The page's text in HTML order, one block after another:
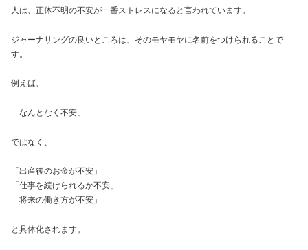
人は、正体不明の不安が一番ストレスになると言われています。
ジャーナリングの良いところは、そのモヤモヤに名前をつけられることで
す。
例えば、
「なんとなく不安」
ではなく、
「出産後のお金が不安」
「仕事を続けられるか不安」
「将来の働き方が不安」
と具体化されます。